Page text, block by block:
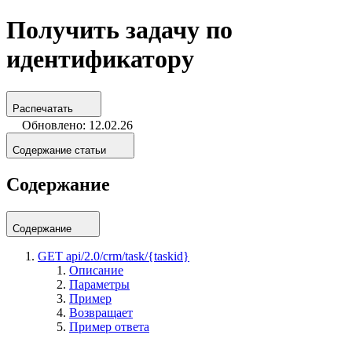
Получить задачу по
идентификатору
Распечатать
Обновлено: 12.02.26
Содержание статьи
Содержание
Содержание
GET api/2.0/crm/task/{taskid}
Описание
Параметры
Пример
Возвращает
Пример ответа